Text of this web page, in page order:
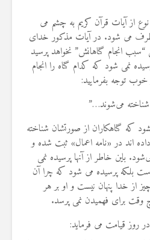
از آیات قرآن کریم به چشم می
می شود. در آیات مذکور خدای
انجام گناهانش” نخواهد پرسید
نمی شود که کدام گناه را انجام
توجه بفرمایید:
مى‌شوند…”
که گناهکاران از صورتشان شناخته
اند در «نامه اعمال» ثبت شده و
باین خاطر از آنها پرسیده نمی
بلکه پرسیده می شود که چرا آن
از خدا پنهان نیست و او بر هر
وقت برای فهمیدن نمی پرسد.
روز قیامت می فرماید: